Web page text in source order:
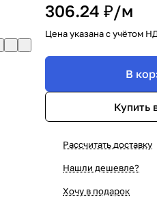
306.24 ₽/м
Цена указана с учётом
В
Купить
Рассчитать доставку
Нашли дешевле?
Хочу в подарок